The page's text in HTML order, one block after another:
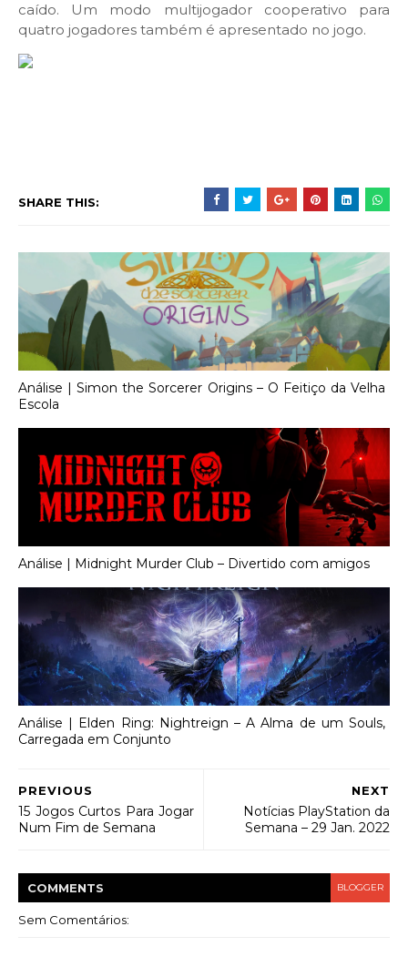
caído. Um modo multijogador cooperativo para
quatro jogadores também é apresentado no jogo.
SHARE THIS:
Análise | Simon the Sorcerer Origins – O Feitiço da Velha
Escola
Análise | Midnight Murder Club – Divertido com amigos
Análise | Elden Ring: Nightreign – A Alma de um Souls,
Carregada em Conjunto
NEXT
Notícias PlayStation da
Semana – 29 Jan. 2022
PREVIOUS
15 Jogos Curtos Para Jogar
Num Fim de Semana
COMMENTS BLOGGER
Sem Comentários: